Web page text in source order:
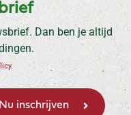
Dan ben je altijd
.